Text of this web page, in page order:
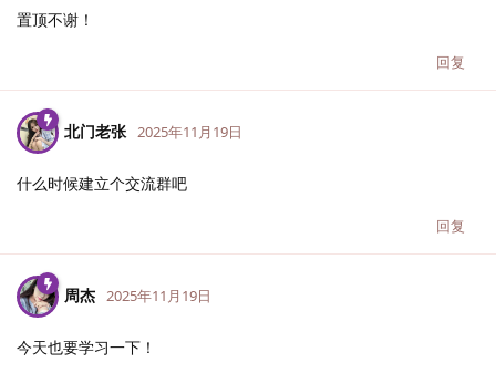
置顶不谢！
回复
北门老张 2025年11月19日
什么时候建立个交流群吧
回复
周杰 2025年11月19日
今天也要学习一下！